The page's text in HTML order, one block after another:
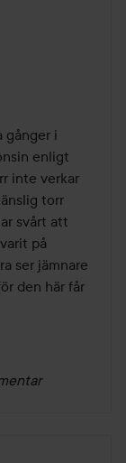
gånger i
enligt
inte verkar
torr
svårt att
på
ser jämnare
den här får